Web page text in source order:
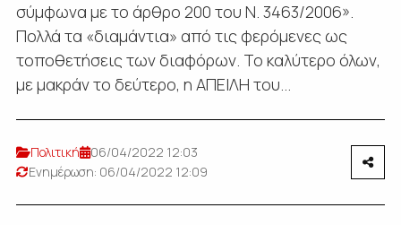
σύμφωνα με το άρθρο 200 του Ν. 3463/2006».
Πολλά τα «διαμάντια» από τις φερόμενες ως
τοποθετήσεις των διαφόρων. Το καλύτερο όλων,
με μακράν το δεύτερο, η ΑΠΕΙΛΗ του...
Πολιτική
06/04/2022 12:03
Ενημέρωση: 06/04/2022 12:09